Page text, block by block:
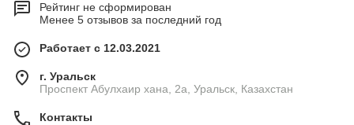
Рейтинг не сформирован
Менее 5 отзывов за последний год
Работает с 12.03.2021
г. Уральск
Проспект Абулхаир хана, 2а, Уральск, Казахстан
Контакты